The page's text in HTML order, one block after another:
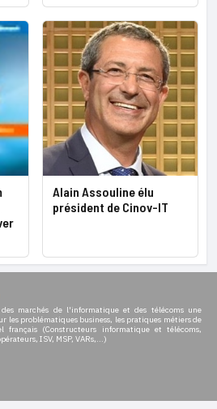
Alain Assouline élu
président de Cinov-IT
des marchés de l'informatique et des télécoms une
les problématiques business, les pratiques métiers de
français (Constructeurs informatique et télécoms,
ISV, MSP, VARs,...)